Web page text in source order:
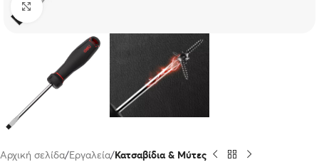
Click to enlarge
Αρχική σελίδα Εργαλεία Κατσαβίδια & Μύτες